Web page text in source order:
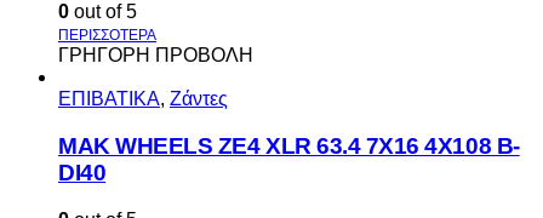
0 out of 5
ΓΡΗΓΟΡΗ ΠΡΟΒΟΛΗ
ΕΠΙΒΑΤΙΚΑ, Ζάντες
MAK WHEELS ΖΕ4 XLR 63.4 7Χ16 4Χ108 Β-
DI40